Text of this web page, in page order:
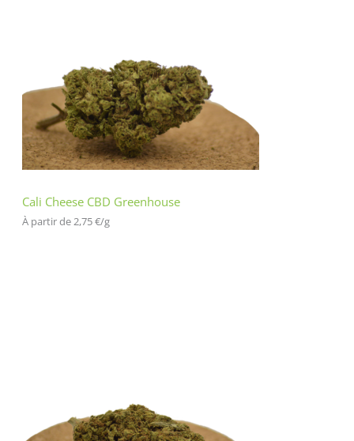
Cali Cheese CBD Greenhouse
À partir de 2,75€/g